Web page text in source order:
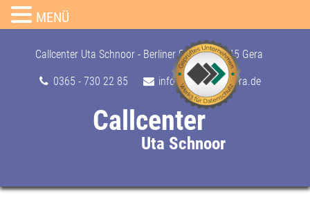
Callcenter Uta Schnoor - Berliner Str. 24, 07545 Gera
0365 - 730 22 85 info@callcenter-gera.de
Callcenter
Uta Schnoor
MENÜ